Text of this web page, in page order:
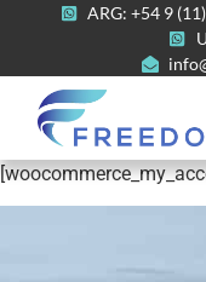
ARG: +54 9